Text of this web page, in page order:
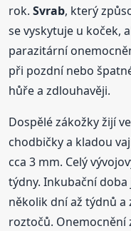
rok.Svrab, který
se vyskytuje u koček,
parazitární
při pozdní nebo
hůře a zdlouhavěji.
Dospělé zákožky žijí
chodbičky a kladou
cca 3 mm. Celý
týdny. Inkubační
několik dní až týdnů a
roztočů. Onemocnění